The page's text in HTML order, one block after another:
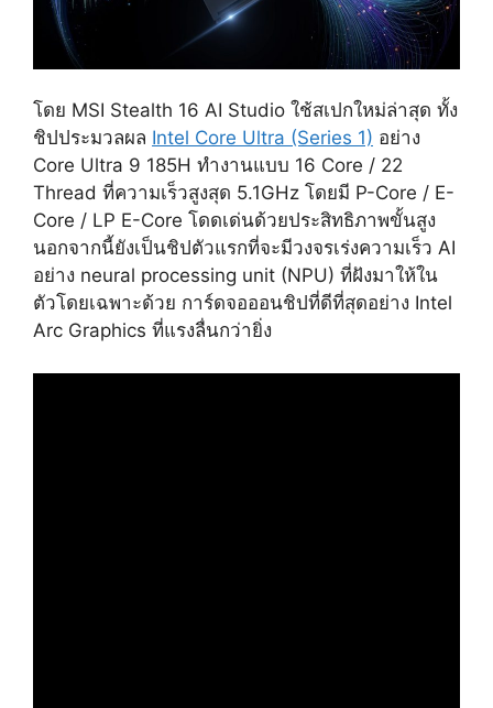
โดย MSI Stealth 16 AI Studio ใช้สเปกใหม่ล่าสุด ทั้ง
ชิปประมวลผล Intel Core Ultra (Series 1) อย่าง
Core Ultra 9 185H ทำงานแบบ 16 Core / 22
Thread ที่ความเร็วสูงสุด 5.1GHz โดยมี P-Core / E-
Core / LP E-Core โดดเด่นด้วยประสิทธิภาพขั้นสูง
นอกจากนี้ยังเป็นชิปตัวแรกที่จะมีวงจรเร่งความเร็ว AI
อย่าง neural processing unit (NPU) ที่ฝังมาให้ใน
ตัวโดยเฉพาะด้วย การ์ดจอออนชิปที่ดีที่สุดอย่าง Intel
Arc Graphics ที่แรงลื่นกว่ายิ่ง